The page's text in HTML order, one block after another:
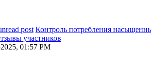
Контроль потребления
участников
01:57 PM